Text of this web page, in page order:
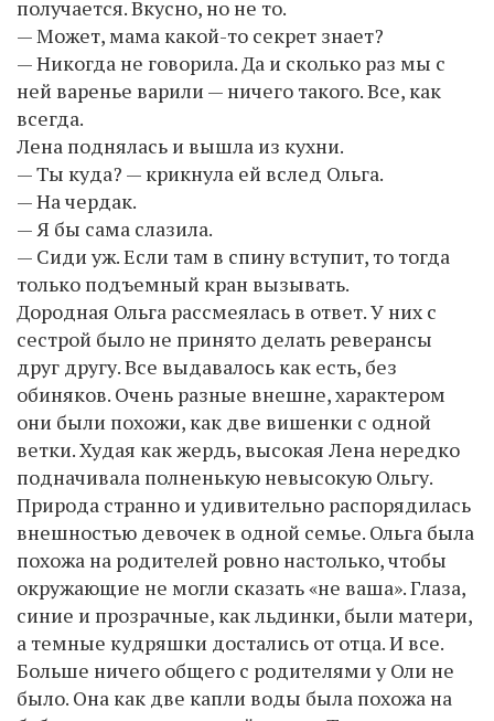
получается. Вкусно, но не то.
— Может, мама какой-то секрет знает?
— Никогда не говорила. Да и сколько раз мы с
ней варенье варили — ничего такого. Все, как
всегда.
Лена поднялась и вышла из кухни.
— Ты куда? — крикнула ей вслед Ольга.
— На чердак.
— Я бы сама слазила.
— Сиди уж. Если там в спину вступит, то тогда
только подъемный кран вызывать.
Дородная Ольга рассмеялась в ответ. У них с
сестрой было не принято делать реверансы
друг другу. Все выдавалось как есть, без
обиняков. Очень разные внешне, характером
они были похожи, как две вишенки с одной
ветки. Худая как жердь, высокая Лена нередко
подначивала полненькую невысокую Ольгу.
Природа странно и удивительно распорядилась
внешностью девочек в одной семье. Ольга была
похожа на родителей ровно настолько, чтобы
окружающие не могли сказать «не ваша». Глаза,
синие и прозрачные, как льдинки, были матери,
а темные кудряшки достались от отца. И все.
Больше ничего общего с родителями у Оли не
было. Она как две капли воды была похожа на